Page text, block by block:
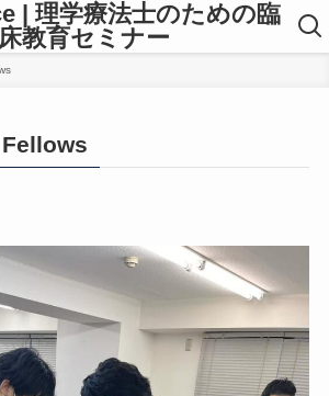
| 理学療法士のための臨
床教育セミナー